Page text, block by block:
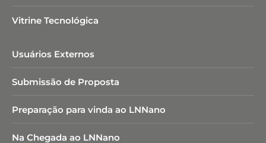
Vitrine Tecnológica
Usuários Externos
Submissão de Proposta
Preparação para vinda ao LNNano
Na Chegada ao LNNano